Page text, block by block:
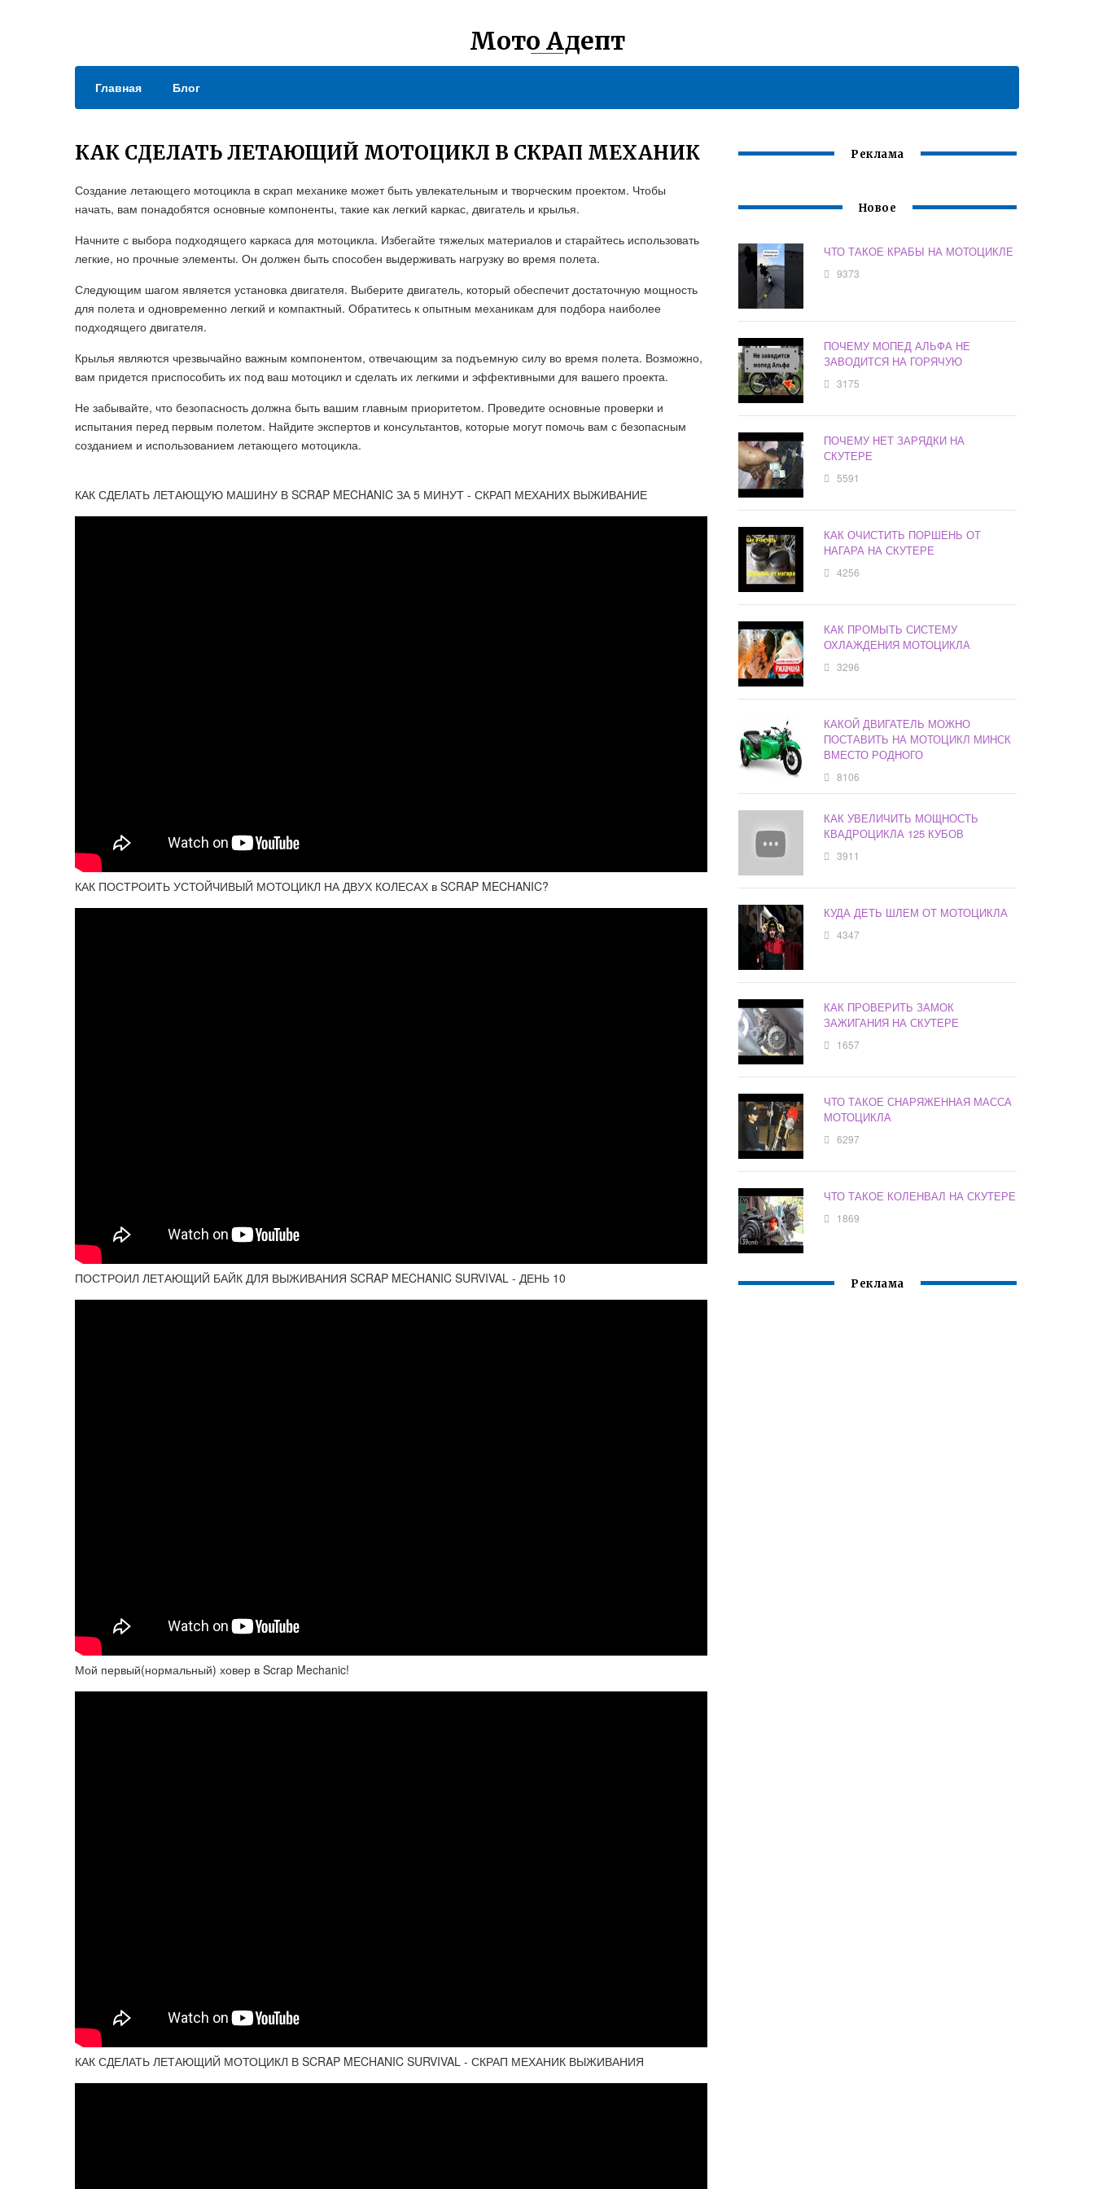
Мото Адепт
Главная Блог
КАК СДЕЛАТЬ ЛЕТАЮЩИЙ МОТОЦИКЛ В СКРАП МЕХАНИК
Создание летающего мотоцикла в скрап механике может быть увлекательным и творческим проектом. Чтобы
начать, вам понадобятся основные компоненты, такие как легкий каркас, двигатель и крылья.
Начните с выбора подходящего каркаса для мотоцикла. Избегайте тяжелых материалов и старайтесь использовать
легкие, но прочные элементы. Он должен быть способен выдерживать нагрузку во время полета.
Следующим шагом является установка двигателя. Выберите двигатель, который обеспечит достаточную мощность
для полета и одновременно легкий и компактный. Обратитесь к опытным механикам для подбора наиболее
подходящего двигателя.
Крылья являются чрезвычайно важным компонентом, отвечающим за подъемную силу во время полета. Возможно,
вам придется приспособить их под ваш мотоцикл и сделать их легкими и эффективными для вашего проекта.
Не забывайте, что безопасность должна быть вашим главным приоритетом. Проведите основные проверки и
испытания перед первым полетом. Найдите экспертов и консультантов, которые могут помочь вам с безопасным
созданием и использованием летающего мотоцикла.
КАК СДЕЛАТЬ ЛЕТАЮЩУЮ МАШИНУ В SCRAP MECHANIC ЗА 5 МИНУТ - СКРАП МЕХАНИХ ВЫЖИВАНИЕ
КАК ПОСТРОИТЬ УСТОЙЧИВЫЙ МОТОЦИКЛ НА ДВУХ КОЛЕСАХ в SCRAP MECHANIC?
ПОСТРОИЛ ЛЕТАЮЩИЙ БАЙК ДЛЯ ВЫЖИВАНИЯ SCRAP MECHANIC SURVIVAL - ДЕНЬ 10
Мой первый(нормальный) ховер в Scrap Mechanic!
КАК СДЕЛАТЬ ЛЕТАЮЩИЙ МОТОЦИКЛ В SCRAP MECHANIC SURVIVAL - СКРАП МЕХАНИК ВЫЖИВАНИЯ
Реклама
Новое
ЧТО ТАКОЕ КРАБЫ НА МОТОЦИКЛЕ
9373
ПОЧЕМУ МОПЕД АЛЬФА НЕ
ЗАВОДИТСЯ НА ГОРЯЧУЮ
3175
ПОЧЕМУ НЕТ ЗАРЯДКИ НА
СКУТЕРЕ
5591
КАК ОЧИСТИТЬ ПОРШЕНЬ ОТ
НАГАРА НА СКУТЕРЕ
4256
КАК ПРОМЫТЬ СИСТЕМУ
ОХЛАЖДЕНИЯ МОТОЦИКЛА
3296
КАКОЙ ДВИГАТЕЛЬ МОЖНО
ПОСТАВИТЬ НА МОТОЦИКЛ МИНСК
ВМЕСТО РОДНОГО
8106
КАК УВЕЛИЧИТЬ МОЩНОСТЬ
КВАДРОЦИКЛА 125 КУБОВ
3911
КУДА ДЕТЬ ШЛЕМ ОТ МОТОЦИКЛА
4347
КАК ПРОВЕРИТЬ ЗАМОК
ЗАЖИГАНИЯ НА СКУТЕРЕ
1657
ЧТО ТАКОЕ СНАРЯЖЕННАЯ МАССА
МОТОЦИКЛА
6297
ЧТО ТАКОЕ КОЛЕНВАЛ НА СКУТЕРЕ
1869
Реклама